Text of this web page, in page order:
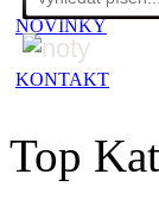
NOVINKY
KONTAKT
Top